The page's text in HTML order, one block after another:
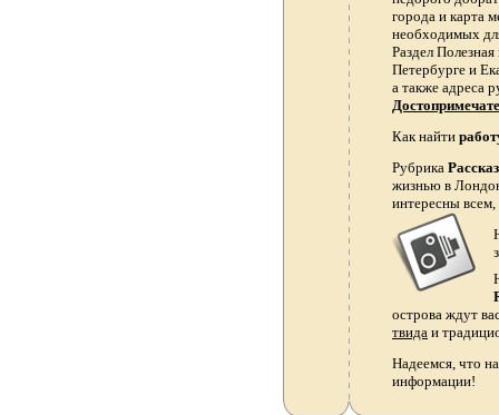
города и карта
необходимых
Раздел
Петербурге и
а также адреса
Как найти
Рубрика
жизнью в
интересны
острова ждут
твида и
Надеемся, что
информации!